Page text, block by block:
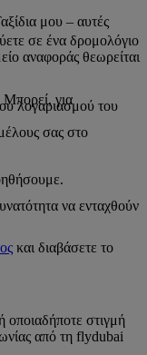
μου – αυτές
για
σας στο
σε ένα δρομολόγιο
αναφοράς θεωρείται
λογαριασμού του
και διαβάσετε το
να ενταχθούν
στιγμή
από τη flydubai